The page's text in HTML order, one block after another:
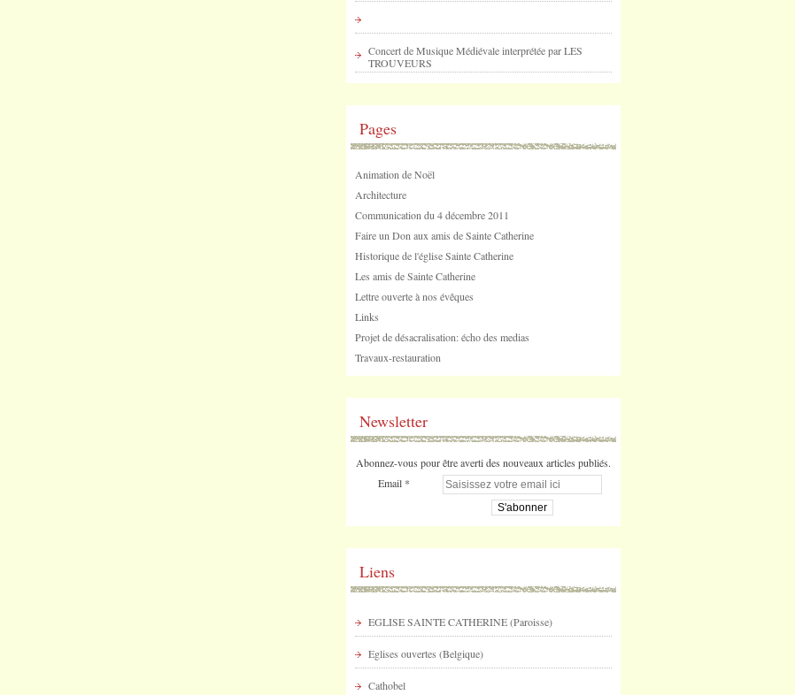
Concert de Musique Médiévale interprétée par LES
TROUVEURS
Pages
Animation de Noël
Architecture
Communication du 4 décembre 2011
Faire un Don aux amis de Sainte Catherine
Historique de l'église Sainte Catherine
Les amis de Sainte Catherine
Lettre ouverte à nos évêques
Links
Projet de désacralisation: écho des medias
Travaux-restauration
Newsletter
Abonnez-vous pour être averti des nouveaux articles publiés.
Email
Liens
EGLISE SAINTE CATHERINE (Paroisse)
Eglises ouvertes (Belgique)
Cathobel